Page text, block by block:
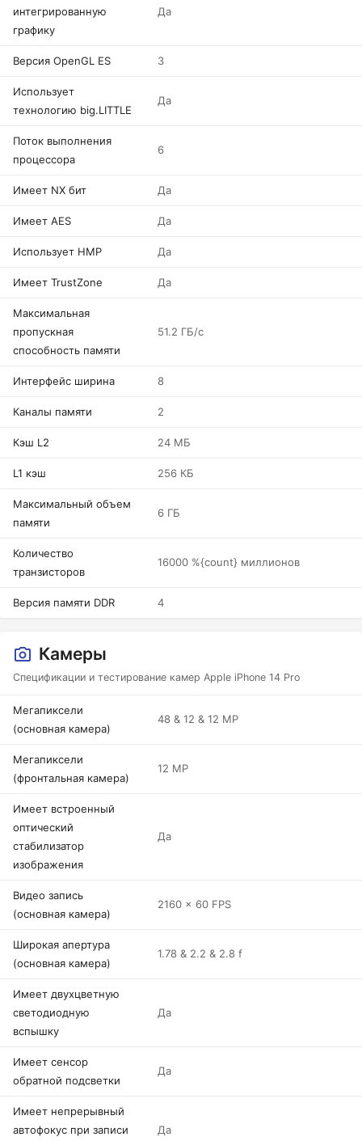
интегрированную
графику
Да
Версия OpenGL ES 3
Использует
технологию big.LITTLE
Да
Поток выполнения
процессора
6
Имеет NX бит Да
Имеет AES Да
Использует HMP Да
Имеет TrustZone Да
Максимальная
пропускная
способность памяти
51.2 ГБ/с
Интерфейс ширина 8
Каналы памяти 2
Кэш L2 24 МБ
L1 кэш 256 КБ
Максимальный объем
памяти
6 ГБ
Количество
транзисторов
16000 %{count} миллионов
Версия памяти DDR 4
Камеры
Спецификации и тестирование камер Apple iPhone 14 Pro
Мегапиксели
(основная камера)
48 & 12 & 12 MP
Мегапиксели
(фронтальная камера)
12 MP
Имеет встроенный
оптический
стабилизатор
изображения
Да
Видео запись
(основная камера)
2160 x 60 FPS
Широкая апертура
(основная камера)
1.78 & 2.2 & 2.8 f
Имеет двухцветную
светодиодную
вспышку
Да
Имеет сенсор
обратной подсветки
Да
Имеет непрерывный
автофокус при записи
Да